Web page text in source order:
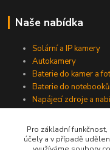
Naše nabídka
Solární a IP kamery
Autokamery
Baterie do kamer a
Baterie do notebooků
Napájecí zdroje a
Jsme na
Pro základní
účely a v případě